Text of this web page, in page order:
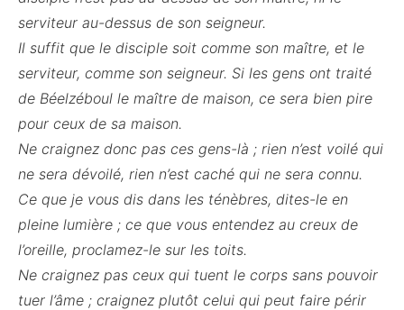
serviteur au-dessus de son seigneur.
Il suffit que le disciple soit comme son maître, et le
serviteur, comme son seigneur. Si les gens ont traité
de Béelzéboul le maître de maison, ce sera bien pire
pour ceux de sa maison.
Ne craignez donc pas ces gens-là ; rien n’est voilé qui
ne sera dévoilé, rien n’est caché qui ne sera connu.
Ce que je vous dis dans les ténèbres, dites-le en
pleine lumière ; ce que vous entendez au creux de
l’oreille, proclamez-le sur les toits.
Ne craignez pas ceux qui tuent le corps sans pouvoir
tuer l’âme ; craignez plutôt celui qui peut faire périr